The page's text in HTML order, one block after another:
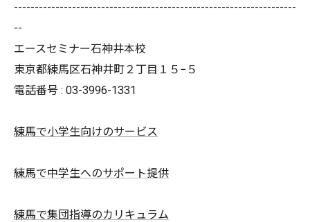
--------------------------------------------------------------------
--
エースセミナー石神井本校
東京都練馬区石神井町２丁目１５−５
電話番号 : 03-3996-1331
練馬で小学生向けのサービス
練馬で中学生へのサポート提供
練馬で集団指導のカリキュラム